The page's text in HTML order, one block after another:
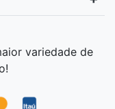
variedade de